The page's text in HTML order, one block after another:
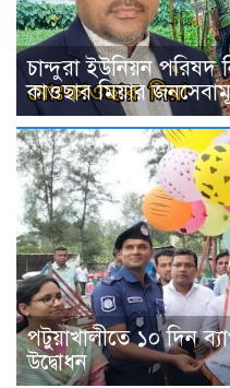
চান্দুরা ইউনিয়ন পরিষদ
কাওছার মিয়ার
পটুয়াখালীতে ১০ দিন
উদ্বোধন